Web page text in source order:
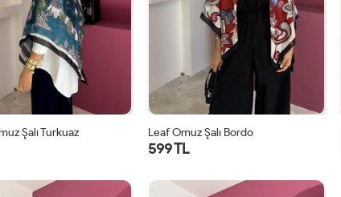
STD
Şalı Turkuaz
STD
Leaf Omuz Şalı Bordo
599 TL